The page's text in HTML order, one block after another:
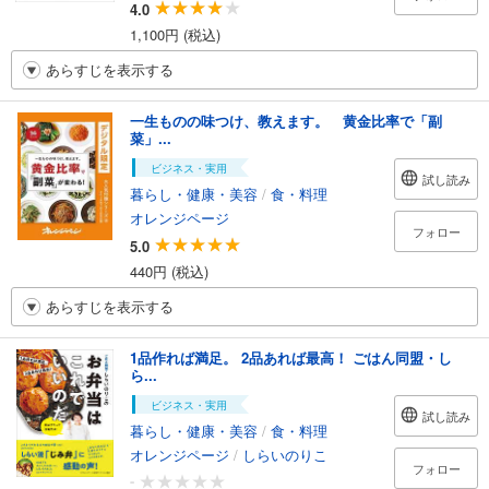
4.0
1,100円 (税込)
あらすじを表示する
一生ものの味つけ、教えます。 黄金比率で「副
菜」...
ビジネス・実用
暮らし・健康・美容 / 食・料理
オレンジページ
5.0
440円 (税込)
試し読み
フォロー
あらすじを表示する
1品作れば満足。 2品あれば最高！ ごはん同盟・し
ら...
ビジネス・実用
暮らし・健康・美容 / 食・料理
オレンジページ / しらいのりこ
-
試し読み
フォロー